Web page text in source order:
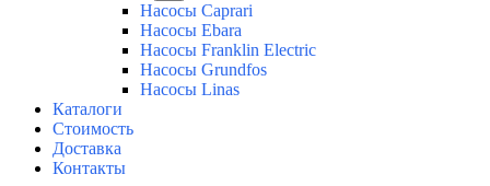
Насосы Caprari
Насосы Ebara
Насосы Franklin Electric
Насосы Grundfos
Насосы Linas
Каталоги
Стоимость
Доставка
Контакты